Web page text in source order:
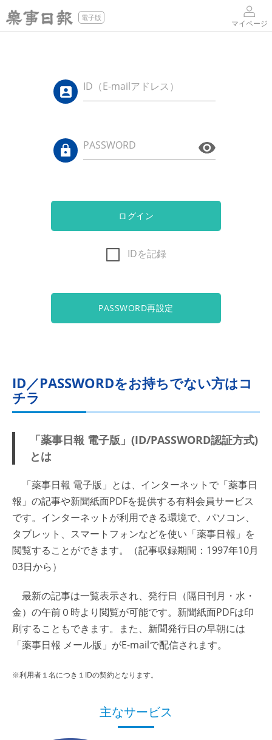
電子版
マイページ
ID（E-mailアドレス）
PASSWORD
ログイン
IDを記録
PASSWORD再設定
ID／PASSWORDをお持ちでない方はコ
チラ
「薬事日報 電子版」(ID/PASSWORD認証方式)
とは
「薬事日報 電子版」とは、インターネットで「薬事日
報」の記事や新聞紙面PDFを提供する有料会員サービス
です。インターネットが利用できる環境で、パソコン、
タブレット、スマートフォンなどを使い「薬事日報」を
閲覧することができます。（記事収録期間：1997年10月
03日から）
最新の記事は一覧表示され、発行日（隔日刊月・水・
金）の午前０時より閲覧が可能です。新聞紙面PDFは印
刷することもできます。また、新聞発行日の早朝には
「薬事日報 メール版」がE-mailで配信されます。
※利用者１名につき１IDの契約となります。
主なサービス